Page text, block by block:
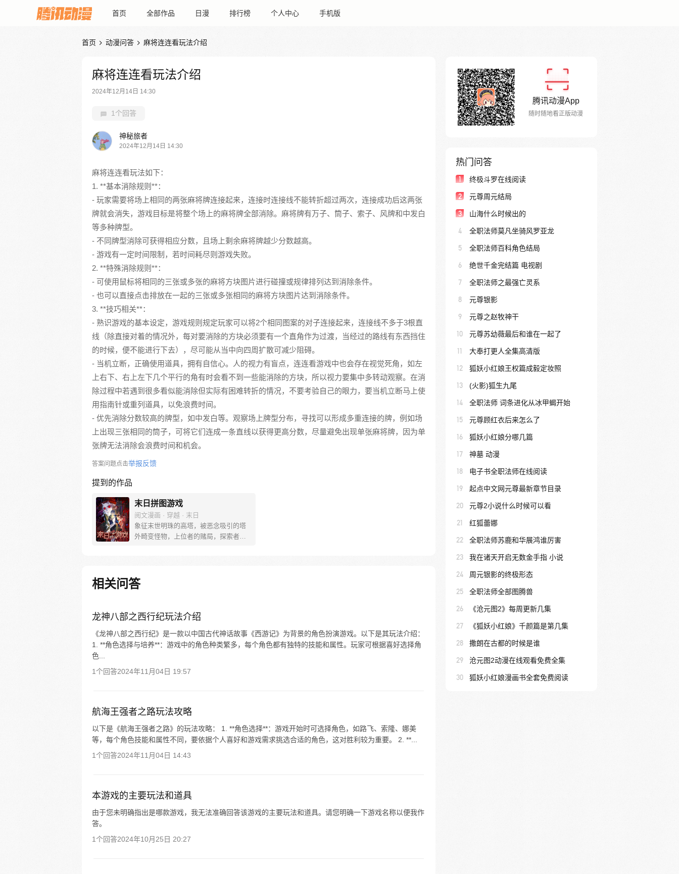
首页 全部作品 日漫 排行榜 个人中心 手机版
首页  动漫问答  麻将连连看玩法介绍
麻将连连看玩法介绍
2024年12月14日 14:30
1个回答
神秘旅者
2024年12月14日 14:30
麻将连连看玩法如下：
1. **基本消除规则**：
- 玩家需要将场上相同的两张麻将牌连接起来，连接时连接线不能转折超过两次，连接成功后这两张
牌就会消失，游戏目标是将整个场上的麻将牌全部消除。麻将牌有万子、筒子、索子、风牌和中发白
等多种牌型。
- 不同牌型消除可获得相应分数，且场上剩余麻将牌越少分数越高。
- 游戏有一定时间限制，若时间耗尽则游戏失败。
2. **特殊消除规则**：
- 可使用鼠标将相同的三张或多张的麻将方块图片进行碰撞或规律排列达到消除条件。
- 也可以直接点击排放在一起的三张或多张相同的麻将方块图片达到消除条件。
3. **技巧相关**：
- 熟识游戏的基本设定，游戏规则规定玩家可以将2个相同图案的对子连接起来，连接线不多于3根直
线（除直接对着的情况外，每对要消除的方块必须要有一个直角作为过渡，当经过的路线有东西挡住
的时候，便不能进行下去），尽可能从当中向四周扩散可减少阻碍。
- 当机立断，正确使用道具，拥有自信心。人的视力有盲点，连连看游戏中也会存在视觉死角，如左
上右下、右上左下几个平行的角有时会看不到一些能消除的方块，所以视力要集中多转动观察。在消
除过程中若遇到很多看似能消除但实际有困难转折的情况，不要考验自己的眼力，要当机立断马上使
用指南针或重列道具，以免浪费时间。
- 优先消除分数较高的牌型，如中发白等。观察场上牌型分布，寻找可以形成多重连接的牌，例如场
上出现三张相同的筒子，可将它们连成一条直线以获得更高分数，尽量避免出现单张麻将牌，因为单
张牌无法消除会浪费时间和机会。
答案问题点击举报反馈
提到的作品
末日拼图游戏
阅文漫画 · 穿越 · 末日
象征末世明珠的高塔，被恶念吸引的塔
外畸变怪物，上位者的赌局，探索者的
相关问答
龙神八部之西行纪玩法介绍
《龙神八部之西行纪》是一款以中国古代神话故事《西游记》为背景的角色扮演游戏。以下是其玩法介绍：
1. **角色选择与培养**：游戏中的角色种类繁多，每个角色都有独特的技能和属性。玩家可根据喜好选择角
色...
1个回答2024年11月04日 19:57
航海王强者之路玩法攻略
以下是《航海王强者之路》的玩法攻略： 1. **角色选择**：游戏开始时可选择角色，如路飞、索隆、娜美
等，每个角色技能和属性不同，要依据个人喜好和游戏需求挑选合适的角色，这对胜利较为重要。 2. **...
1个回答2024年11月04日 14:43
本游戏的主要玩法和道具
由于您未明确指出是哪款游戏，我无法准确回答该游戏的主要玩法和道具。请您明确一下游戏名称以便我作
答。
1个回答2024年10月25日 20:27
腾讯动漫App
随时随地看正版动漫
热门问答
1 终极斗罗在线阅读
2 元尊周元结局
3 山海什么时候出的
4 全职法师莫凡坐骑风罗亚龙
5 全职法师百科角色结局
6 绝世千金完结篇 电视剧
7 全职法师之最强亡灵系
8 元尊银影
9 元尊之赵牧神干
10 元尊苏幼薇最后和谁在一起了
11 大奉打更人全集高清版
12 狐妖小红娘王权篇成毅定妆照
13 (火影)狐生九尾
14 全职法师 词条进化从冰甲蝎开始
15 元尊顾红衣后来怎么了
16 狐妖小红娘分哪几篇
17 神墓 动漫
18 电子书全职法师在线阅读
19 起点中文网元尊最新章节目录
20 元尊2小说什么时候可以看
21 红狐蕾娜
22 全职法师苏鹿和华展鸿谁厉害
23 我在诸天开启无数金手指 小说
24 周元银影的终极形态
25 全职法师全部图腾兽
26 《沧元图2》每周更新几集
27 《狐妖小红娘》千颜篇是第几集
28 撒朗在古都的时候是谁
29 沧元图2动漫在线观看免费全集
30 狐妖小红娘漫画书全套免费阅读